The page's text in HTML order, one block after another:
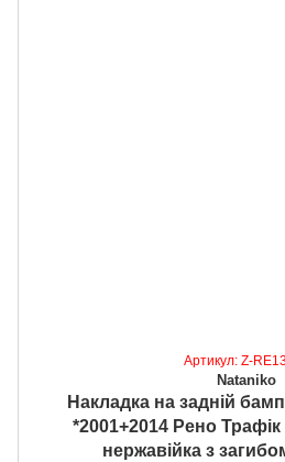
Артикул: Z-
Nataniko
Накладка на задній
*2001+2014 Рено
нержавійка з